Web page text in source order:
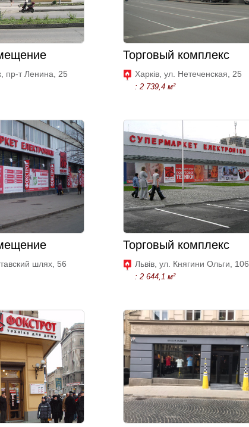
пр-т Ленина, 25
Торговый комплекс
Харків, ул. Нетеченская, 25
: 2 739,4 м²
шлях, 56
Торговый комплекс
Львів, ул. Княгини Ольги, 106
: 2 644,1 м²